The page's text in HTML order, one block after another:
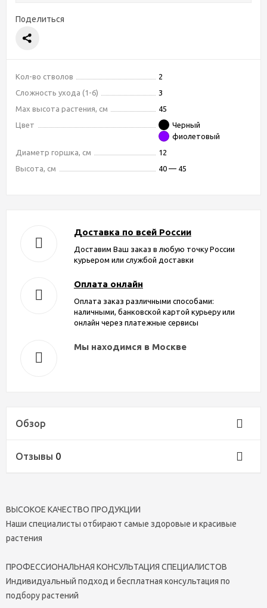
Поделиться
Кол-во стволов
2
Сложность ухода (1-6)
3
Max высота растения, см
45
Цвет
Черный
фиолетовый
Диаметр горшка, см
12
Высота, см
40 — 45
Доставка по всей России
Доставим Ваш заказ в любую точку России
курьером или службой доставки
Оплата онлайн
Оплата заказ различными способами:
наличными, банковской картой курьеру или
онлайн через платежные сервисы
Мы находимся в Москве
Обзор
Отзывы 0
ВЫСОКОЕ КАЧЕСТВО ПРОДУКЦИИ
Наши специалисты отбирают самые здоровые и красивые
растения
ПРОФЕССИОНАЛЬНАЯ КОНСУЛЬТАЦИЯ СПЕЦИАЛИСТОВ
Индивидуальный подход и бесплатная консультация по
подбору растений